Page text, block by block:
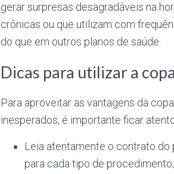
gerar surpresas desagradáveis na
crônicas ou que utilizam com
do que em outros planos de saúde.
Dicas para utilizar a
Para aproveitar as vantagens da
inesperados, é importante ficar
Leia atentamente o contrato do
para cada tipo de procedimento;